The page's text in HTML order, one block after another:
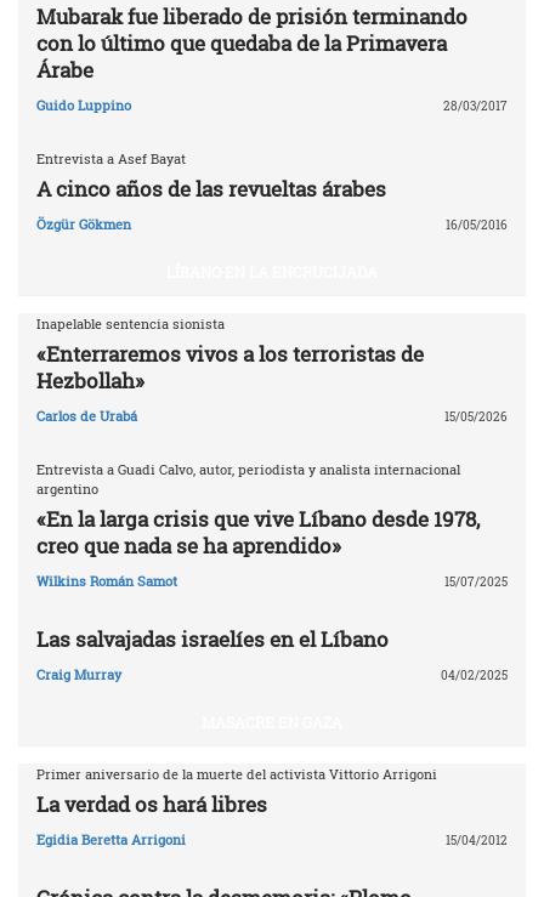
Mubarak fue liberado de prisión terminando
con lo último que quedaba de la Primavera
Árabe
Guido Luppino 28/03/2017
Entrevista a Asef Bayat
A cinco años de las revueltas árabes
Özgür Gökmen 16/05/2016
Inapelable sentencia sionista
«Enterraremos vivos a los terroristas de
Hezbollah»
Carlos de Urabá 15/05/2026
Entrevista a Guadi Calvo, autor, periodista y analista internacional
argentino
«En la larga crisis que vive Líbano desde 1978,
creo que nada se ha aprendido»
Wilkins Román Samot 15/07/2025
Las salvajadas israelíes en el Líbano
Craig Murray 04/02/2025
Primer aniversario de la muerte del activista Vittorio Arrigoni
La verdad os hará libres
Egidia Beretta Arrigoni 15/04/2012